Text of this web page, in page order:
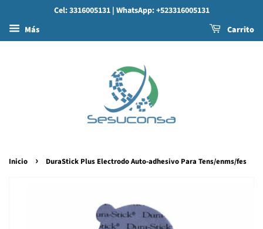
Cel: 3316005131 | WhatsApp: +523316005131
Más
Carrito
Inicio › DuraStick Plus Electrodo Auto-adhesivo Para Tens/enms/fes